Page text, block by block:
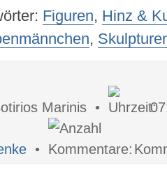
Figuren, Hinz &
,
Marinis •
•